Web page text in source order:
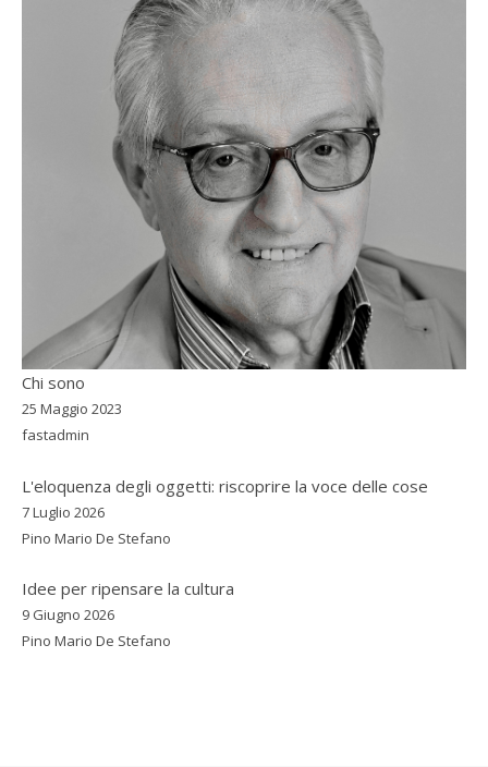
Chi sono
25 Maggio 2023
fastadmin
L'eloquenza degli oggetti: riscoprire la voce delle cose
7 Luglio 2026
Pino Mario De Stefano
Idee per ripensare la cultura
9 Giugno 2026
Pino Mario De Stefano